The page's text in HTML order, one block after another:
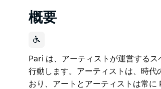
概要
Pari は、アーティストが運営する
行動します。アーティストは、時代
おり、アートとアーティストは常